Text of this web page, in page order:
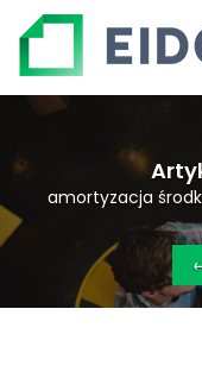
amortyzacja